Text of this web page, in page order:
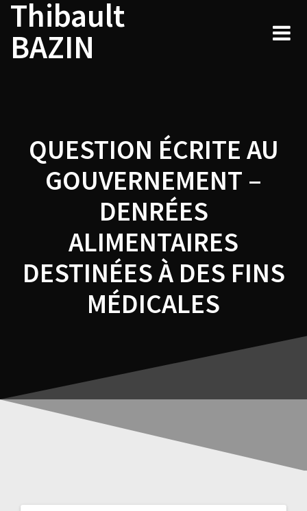
Skip
content
Thibault
BAZIN
QUESTION ÉCRITE AU
GOUVERNEMENT –
DENRÉES
ALIMENTAIRES
DESTINÉES À DES FINS
MÉDICALES
Navigation
de